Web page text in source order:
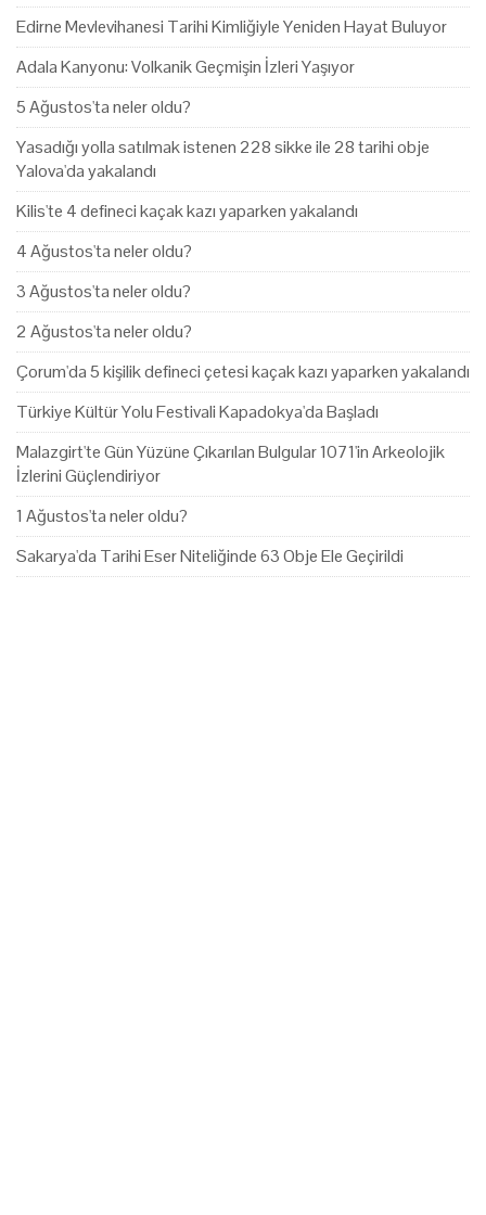
Edirne Mevlevihanesi Tarihi Kimliğiyle Yeniden Hayat Buluyor
Adala Kanyonu: Volkanik Geçmişin İzleri Yaşıyor
5 Ağustos'ta neler oldu?
Yasadığı yolla satılmak istenen 228 sikke ile 28 tarihi obje
Yalova'da yakalandı
Kilis'te 4 defineci kaçak kazı yaparken yakalandı
4 Ağustos'ta neler oldu?
3 Ağustos'ta neler oldu?
2 Ağustos'ta neler oldu?
Çorum'da 5 kişilik defineci çetesi kaçak kazı yaparken yakalandı
Türkiye Kültür Yolu Festivali Kapadokya'da Başladı
Malazgirt'te Gün Yüzüne Çıkarılan Bulgular 1071'in Arkeolojik
İzlerini Güçlendiriyor
1 Ağustos'ta neler oldu?
Sakarya'da Tarihi Eser Niteliğinde 63 Obje Ele Geçirildi